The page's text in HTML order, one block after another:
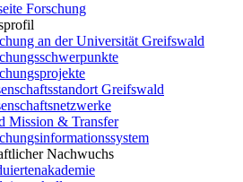
Forschung
an der Universität Greifswald
Greifswald
Mission & Transfer
Nachwuchs